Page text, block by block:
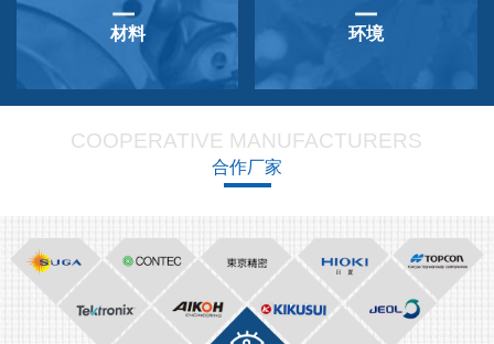
材料 环境
COOPERATIVE MANUFACTURERS
合作厂家